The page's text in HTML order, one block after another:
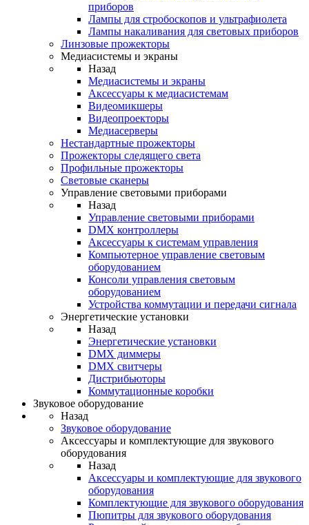
приборов
Лампы для стробоскопов и ультрафиолета
Лампы накаливания для световых приборов
Линзовые прожекторы
Медиасистемы и экраны
Назад
Медиасистемы и экраны
Аксессуары к медиасистемам
Видеомикшеры
Видеопроекторы
Медиасерверы
Нестандартные прожекторы
Прожекторы следящего света
Профильные прожекторы
Световые сканеры
Управление световыми приборами
Назад
Управление световыми приборами
DMX контроллеры
Аксессуары к системам управления
Компьютерное управление световым
оборудованием
Консоли управления световым
оборудованием
Устройства коммутации и передачи сигнала
Энергетические установки
Назад
Энергетические установки
DMX диммеры
DMX свитчеры
Дистрибьюторы
Коммутационные коробки
Звуковое оборудование
Назад
Звуковое оборудование
Аксессуары и комплектующие для звукового
оборудования
Назад
Аксессуары и комплектующие для звукового
оборудования
Комплектующие для звукового оборудования
Пюпитры для звукового оборудования